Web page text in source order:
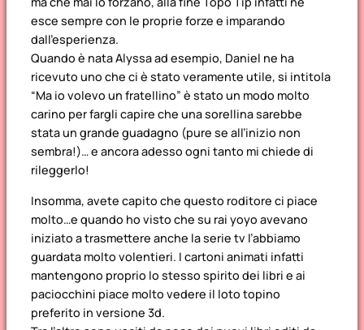
esce sempre con le proprie forze e imparando
dall’esperienza.
Quando è nata Alyssa ad esempio, Daniel ne ha
ricevuto uno che ci è stato veramente utile, si intitola
“Ma io volevo un fratellino” è stato un modo molto
carino per fargli capire che una sorellina sarebbe
stata un grande guadagno (pure se all’inizio non
sembra!)… e ancora adesso ogni tanto mi chiede di
rileggerlo!
Insomma, avete capito che questo roditore ci piace
molto…e quando ho visto che su rai yoyo avevano
iniziato a trasmettere anche la serie tv l’abbiamo
guardata molto volentieri. I cartoni animati infatti
mantengono proprio lo stesso spirito dei libri e ai
paciocchini piace molto vedere il loto topino
preferito in versione 3d.